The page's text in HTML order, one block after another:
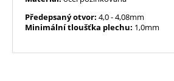
Předepsaný otvor: 4,0- 4,08mm
Minimální tloušťka plechu: 1,0mm